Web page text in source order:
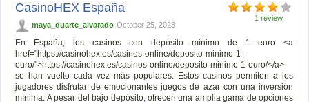
1 review
CasinoHEX España
maya_duarte_alvarado October 25, 2023
En España, los casinos con depósito mínimo de 1 euro <a
href="https://casinohex.es/casinos-online/deposito-minimo-1-
euro/">https://casinohex.es/casinos-online/deposito-minimo-1-euro/</a>
se han vuelto cada vez más populares. Estos casinos permiten a los
jugadores disfrutar de emocionantes juegos de azar con una inversión
mínima. A pesar del bajo depósito, ofrecen una amplia gama de opciones